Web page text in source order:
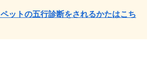
トの五行診断をされるかたはこち